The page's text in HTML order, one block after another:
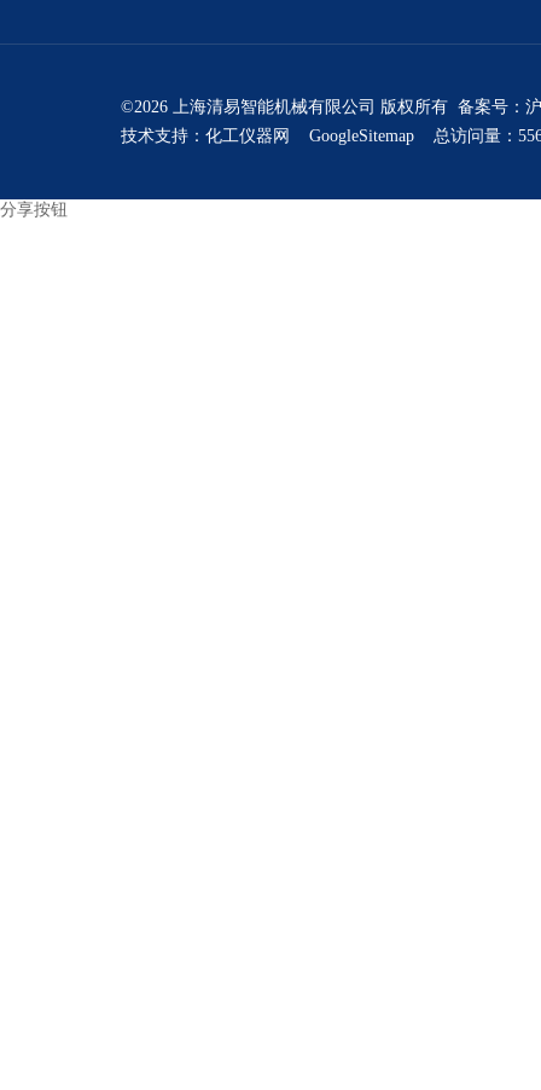
©2026 上海清易智能机械有限公司 版权所有 备案号：
技术支持： 化工仪器网 GoogleSitemap 总访问量：
分享按钮